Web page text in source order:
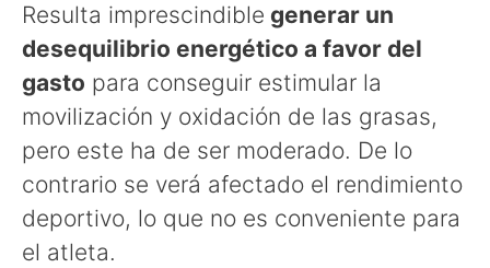
Resulta imprescindible generar un
desequilibrio energético a favor del
gasto para conseguir estimular la
movilización y oxidación de las grasas,
pero este ha de ser moderado. De lo
contrario se verá afectado el rendimiento
deportivo, lo que no es conveniente para
el atleta.